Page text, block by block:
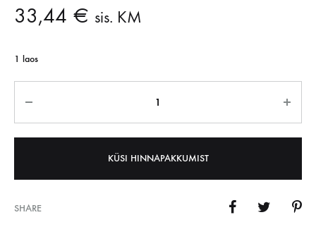
33,44 € sis. KM
1 laos
KÜSI HINNAPAKKUMIST
SHARE